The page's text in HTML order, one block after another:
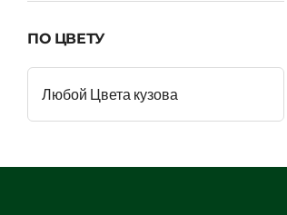
ПО ЦВЕТУ